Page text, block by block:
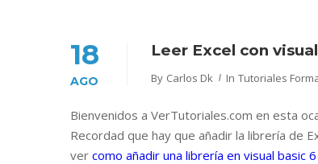
18
AGO
Leer Excel con
By Carlos Dk In Tutoriales
Bienvenidos a VerTutoriales.com en esta
Recordad que hay que añadir la librería de
ver como añadir una librería en visual basic